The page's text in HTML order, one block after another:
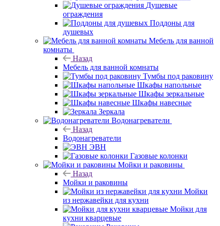
Душевые
ограждения
Поддоны для
душевых
Мебель для ванной
комнаты
Назад
Мебель для ванной комнаты
Тумбы под раковину
Шкафы напольные
Шкафы зеркальные
Шкафы навесные
Зеркала
Водонагреватели
Назад
Водонагреватели
ЭВН
Газовые колонки
Мойки и раковины
Назад
Мойки и раковины
Мойки
из нержавейки для кухни
Мойки для
кухни кварцевые